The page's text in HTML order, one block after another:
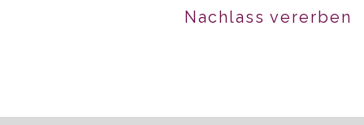
Nachlass vererben